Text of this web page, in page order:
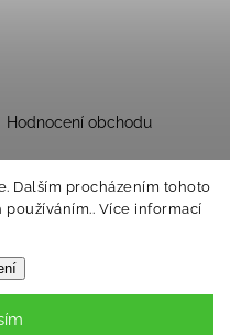
Dalším procházením tohoto
Více informací
Hodnocení obchodu